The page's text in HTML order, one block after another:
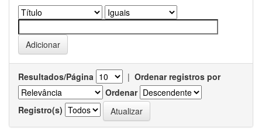
Resultados/Página | Ordenar registros por
Ordenar
Registro(s)